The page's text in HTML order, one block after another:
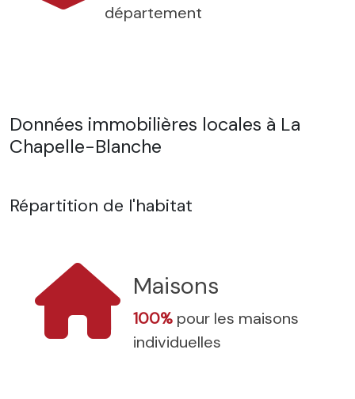
département
Données immobilières locales à La
Chapelle-Blanche
Répartition de l'habitat
Maisons
100% pour les maisons
individuelles